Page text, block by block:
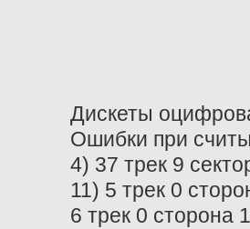
Дискеты
Ошибки при
4) 37 трек 9
11) 5 трек 0
6 трек 0 сторона